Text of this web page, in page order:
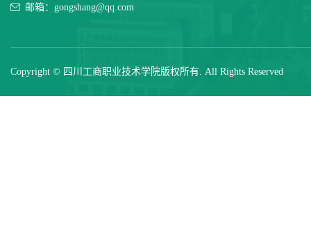
邮箱：gongshang@qq.com
Copyright © 四川工商职业技术学院版权所有. All Rights Reserved